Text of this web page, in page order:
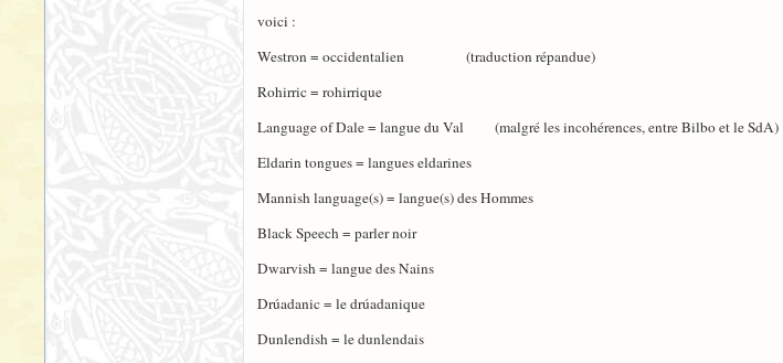
voici :
Westron = occidentalien (traduction répandue)
Rohirric = rohirrique
Language of Dale = langue du Val (malgré les incohérences, entre Bilbo et le SdA)
Eldarin tongues = langues eldarines
Mannish language(s) = langue(s) des Hommes
Black Speech = parler noir
Dwarvish = langue des Nains
Drúadanic = le drúadanique
Dunlendish = le dunlendais